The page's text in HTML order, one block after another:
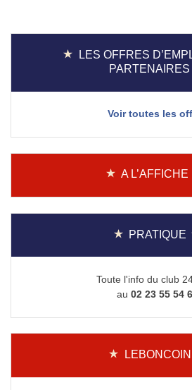
l’article
LES OFFRES
PARTENAIRES
Voir toutes les
A L’AFFICHE
PRATIQUE
Toute l'info du club
au 02 23 55 54
LEBONCOIN